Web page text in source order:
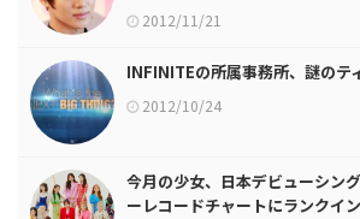
2012/11/21
INFINITEの所属事務所、謎のテ
2012/10/24
今月の少女、日本デビューシン
ーレコードチャートにランクイン